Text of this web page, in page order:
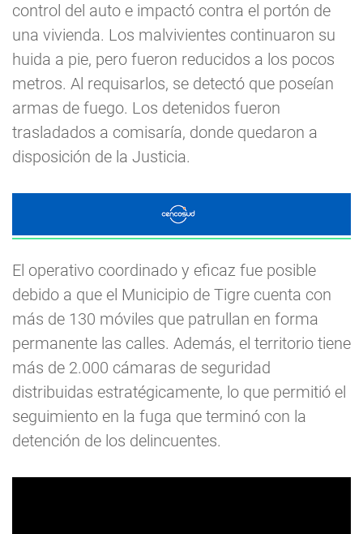
control del auto e impactó contra el portón de
una vivienda. Los malvivientes continuaron su
huida a pie, pero fueron reducidos a los pocos
metros. Al requisarlos, se detectó que poseían
armas de fuego. Los detenidos fueron
trasladados a comisaría, donde quedaron a
disposición de la Justicia.
El operativo coordinado y eficaz fue posible
debido a que el Municipio de Tigre cuenta con
más de 130 móviles que patrullan en forma
permanente las calles. Además, el territorio tiene
más de 2.000 cámaras de seguridad
distribuidas estratégicamente, lo que permitió el
seguimiento en la fuga que terminó con la
detención de los delincuentes.